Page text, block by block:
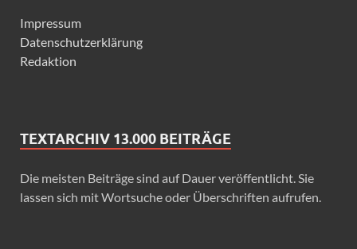
Impressum
Datenschutzerklärung
Redaktion
TEXTARCHIV 13.000 BEITRÄGE
Die meisten Beiträge sind auf Dauer veröffentlicht. Sie
lassen sich mit Wortsuche oder Überschriften aufrufen.